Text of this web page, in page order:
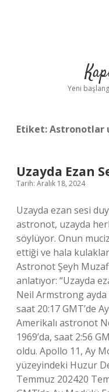
Yeni
Etiket:Astronotlar
Uzayda Ezan
Tarih: Aralık 18, 2024
Uzayda ezan sesi
astronot, uzayda
söylüyor. Onun
ettiği ve hala
Astronot Şeyh
anlatıyor: “Uzayda
Neil Armstrong ayda
saat 20:17 GMT’de
Amerikalı astronot
1969’da, saat 2:56
oldu. Apollo 11, Ay
yüzeyindeki Huzur
Temmuz 202420